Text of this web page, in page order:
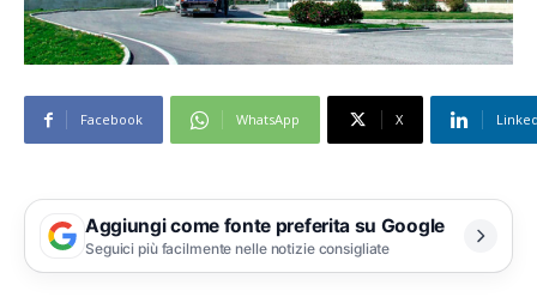
Facebook WhatsApp X
Aggiungi come fonte preferita su Google
Seguici più facilmente nelle notizie consigliate